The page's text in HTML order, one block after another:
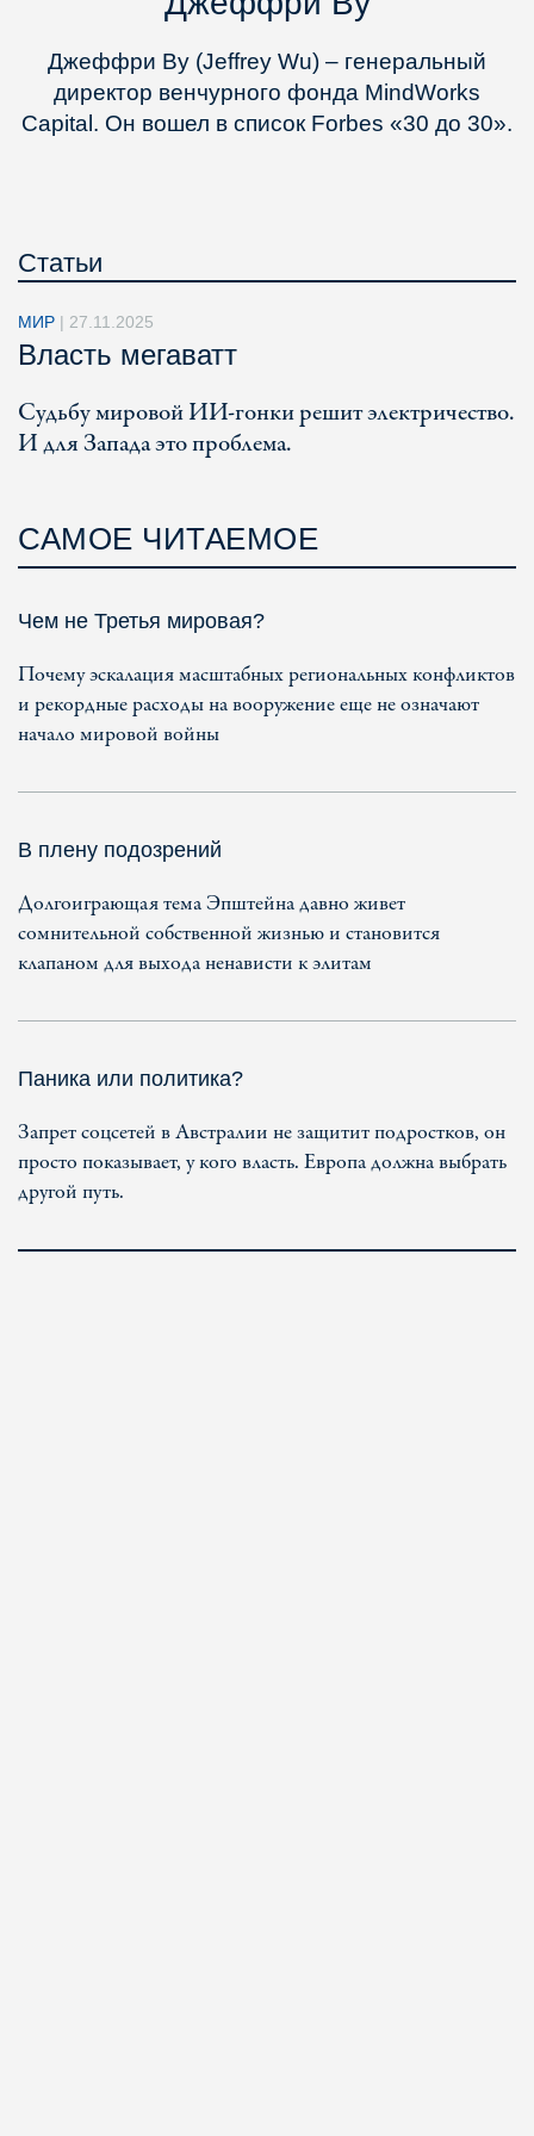
Джеффри Ву (Jeffrey Wu) – генеральный
директор венчурного фонда MindWorks
Capital. Он вошел в список Forbes «30 до 30».
Статьи
МИР | 27.11.2025
Власть мегаватт
Судьбу мировой ИИ-гонки решит электричество.
И для Запада это проблема.
САМОЕ ЧИТАЕМОЕ
Чем не Третья мировая?
Почему эскалация масштабных региональных конфликтов
и рекордные расходы на вооружение еще не означают
начало мировой войны
В плену подозрений
Долгоиграющая тема Эпштейна давно живет
сомнительной собственной жизнью и становится
клапаном для выхода ненависти к элитам
Паника или политика?
Запрет соцсетей в Австралии не защитит подростков, он
просто показывает, у кого власть. Европа должна выбрать
другой путь.